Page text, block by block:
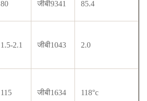
80 जीबी9341 85.4
1.5-2.1 जीबी1043 2.0
115 जीबी1634 118°c